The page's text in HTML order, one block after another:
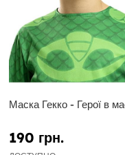
Маска Гекко - Герої в
190 грн.